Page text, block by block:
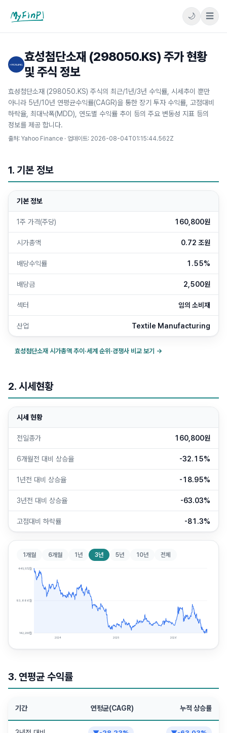
마이핀플
🌙 ☰
효성첨단소재 (298050.KS) 주가 현황
및 주식 정보
효성첨단소재 (298050.KS) 주식의 최근/1년/3년 수익률, 시세추이 뿐만
아니라 5년/10년 연평균수익률(CAGR)을 통한 장기 투자 수익률, 고점대비
하락율, 최대낙폭(MDD), 연도별 수익률 추이 등의 주요 변동성 지표 등의
정보를 제공 합니다.
출처: Yahoo Finance · 업데이트: 2026-08-04T01:15:44.562Z
1. 기본 정보
기본 정보
1주 가격(주당) 160,800원
시가총액 0.72 조원
배당수익률 1.55%
배당금 2,500원
섹터 임의 소비재
산업 Textile Manufacturing
효성첨단소재 시가총액 추이·세계 순위·경쟁사 비교 보기 →
2. 시세현황
시세 현황
전일종가 160,800원
6개월전 대비 상승율 -32.15%
1년전 대비 상승율 -18.95%
3년전 대비 상승율 -63.03%
고점대비 하락률 -81.3%
1개월 6개월 1년 3년 5년 10년 전체
445,572원
293,886원
142,200원
2024 2025 2026
3. 연평균 수익률
기간 연평균(CAGR) 누적 상승률